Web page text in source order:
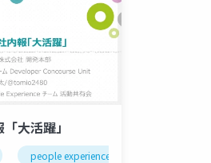
大活躍」
people experience